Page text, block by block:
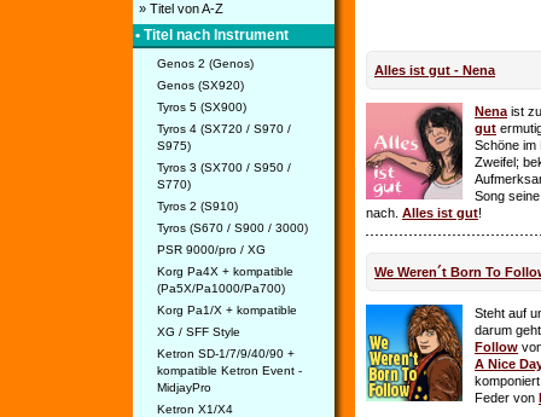
» Titel von A-Z
• Titel nach Instrument
Genos 2 (Genos)
Genos (SX920)
Tyros 5 (SX900)
Tyros 4 (SX720 / S970 /
S975)
Tyros 3 (SX700 / S950 /
S770)
Tyros 2 (S910)
Tyros (S670 / S900 / 3000)
PSR 9000/pro / XG
Korg Pa4X + kompatible
(Pa5X/Pa1000/Pa700)
Korg Pa1/X + kompatible
XG / SFF Style
Ketron SD-1/7/9/40/90 +
kompatible Ketron Event -
MidjayPro
Ketron X1/X4
Alles ist gut - Nena
Nena ist
gut
Schöne im
Zweifel;
Song
nach. Alles ist gut!
We Weren´t Born To
Steht auf
darum
Follow
A Nice
Feder von